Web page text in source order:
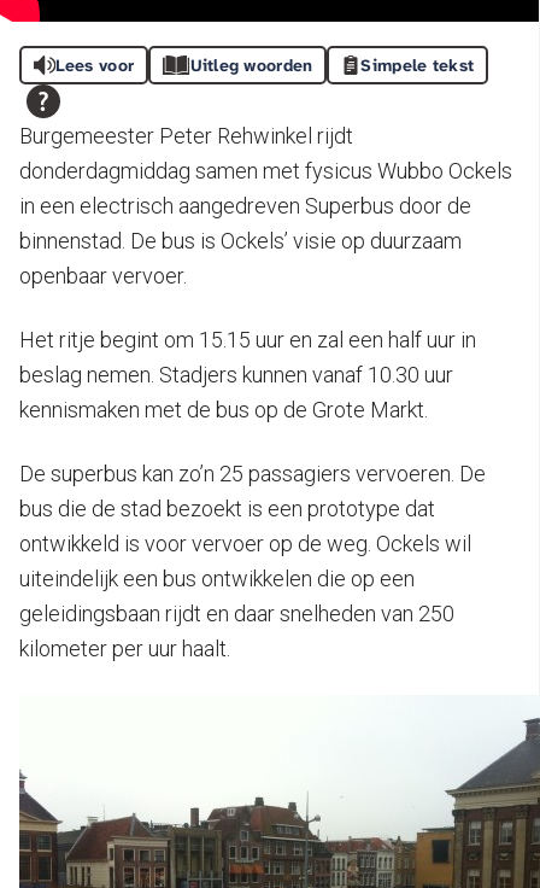
Lees voor Uitleg woorden Simpele tekst
Burgemeester Peter Rehwinkel rijdt
donderdagmiddag samen met fysicus Wubbo Ockels
in een electrisch aangedreven Superbus door de
binnenstad. De bus is Ockels’ visie op duurzaam
openbaar vervoer.
Het ritje begint om 15.15 uur en zal een half uur in
beslag nemen. Stadjers kunnen vanaf 10.30 uur
kennismaken met de bus op de Grote Markt.
De superbus kan zo’n 25 passagiers vervoeren. De
bus die de stad bezoekt is een prototype dat
ontwikkeld is voor vervoer op de weg. Ockels wil
uiteindelijk een bus ontwikkelen die op een
geleidingsbaan rijdt en daar snelheden van 250
kilometer per uur haalt.